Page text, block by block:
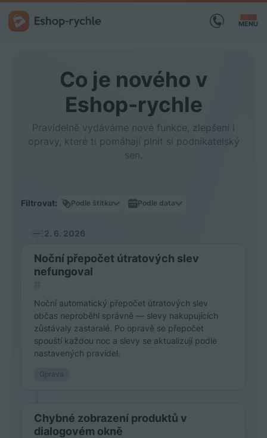
MENU
Co je nového v
Eshop-rychle
Pravidelně vydáváme nové funkce, zlepšení i
opravy, které ti pomáhají plnit si podnikatelský
sen.
Filtrovat: Podle štítku Podle data
12. 6. 2026
Noční přepočet útratových slev
nefungoval
Noční automatický přepočet útratových slev
občas neproběhl správně — slevy nakupujících
zůstávaly zastaralé. Po opravě se přepočet
spouští každou noc a slevy se aktualizují podle
nastavených pravidel.
Oprava
Chybné zobrazení produktů v
dialogovém okně